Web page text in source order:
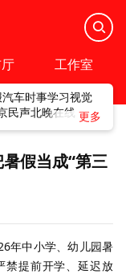
工作室
汽车时事学习视觉
民声北晚在线
假当成“第三
年中小学、幼儿园暑
禁提前开学、延迟放